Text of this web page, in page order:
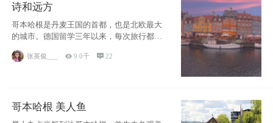
诗和远方
哥本哈根是丹麦王国的首都，也是北欧最大
的城市。德国留学三年以来，每次旅行都是
张英俊___ 9.0千 22
哥本哈根 美人鱼